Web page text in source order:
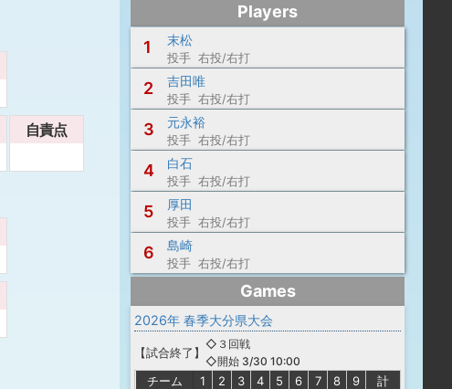
自責点
Players
1
末松
投手 右投/右打
2 吉田唯
投手 右投/右打
3 元永裕
投手 右投/右打
4 白石
投手 右投/右打
5 厚田
投手 右投/右打
6 島崎
投手 右投/右打
Games
2026年 春季大分県大会
【試合終了 】
◇３回戦
◇開始 3/30 10:00
チーム 1 2 3 4 5 6 7 8 9
計